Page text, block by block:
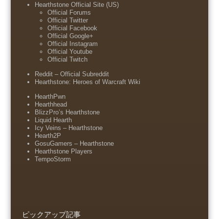
Hearthstone Official Site (US)
Official Forums
Official Twitter
Official Facebook
Official Google+
Official Instagram
Official Youtube
Official Twitch
Reddit – Official Subreddit
Hearthstone: Heroes of Warcraft Wiki
HearthPwn
Hearthhead
BlizzPro’s Hearthstone
Liquid Hearth
Icy Veins – Hearthstone
Hearth2P
GosuGamers – Hearthstone
Hearthstone Players
TempoStorm
ピックアップ記事